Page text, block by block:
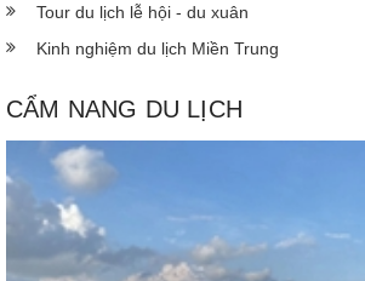
Tour du lịch lễ hội - du xuân
Kinh nghiệm du lịch Miền Trung
CẨM NANG DU LỊCH